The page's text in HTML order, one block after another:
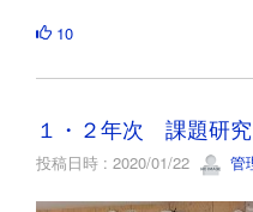
10
１・２年次 課題研
投稿日時 : 2020/01/22 管